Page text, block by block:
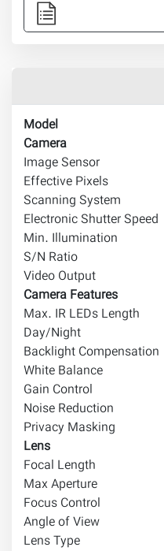
Model
Camera
Image Sensor
Effective Pixels
Scanning System
Electronic Shutter Speed
Min. Illumination
S/N Ratio
Video Output
Camera Features
Max. IR LEDs Length
Day/Night
Backlight Compensation
White Balance
Gain Control
Noise Reduction
Privacy Masking
Lens
Focal Length
Max Aperture
Focus Control
Angle of View
Lens Type